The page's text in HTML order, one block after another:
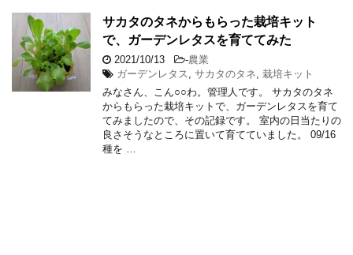
サカタのタネからもらった栽培キット
で、ガーデンレタスを育ててみた
2021/10/13 -農業
ガーデンレタス
サカタのタネ 栽培キット
みなさん、こん○○わ。管理人です。 サカタのタネ
からもらった栽培キットで、ガーデンレタスを育て
てみましたので、その記録です。 室内の日当たりの
良さそうなところに置いて育てていました。 09/16
種を …